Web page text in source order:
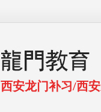
西安龙门补习/西